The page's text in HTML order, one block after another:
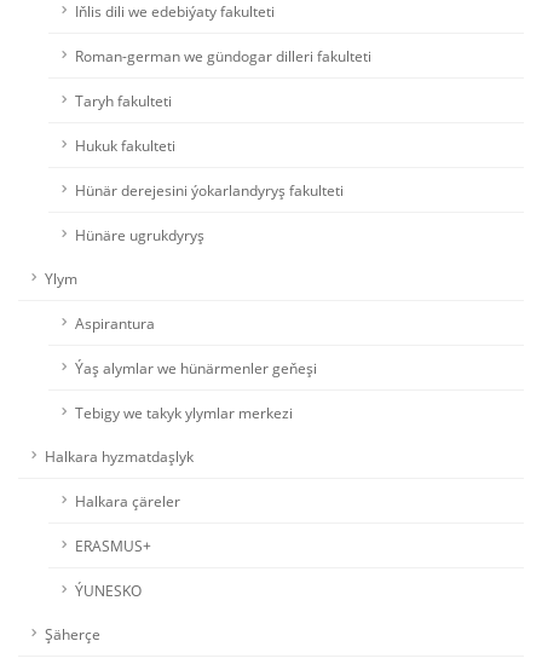
Iňlis dili we edebiýaty fakulteti
Roman-german we gündogar dilleri fakulteti
Taryh fakulteti
Hukuk fakulteti
Hünär derejesini ýokarlandyryş fakulteti
Hünäre ugrukdyryş
Ylym
Aspirantura
Ýaş alymlar we hünärmenler geňeşi
Tebigy we takyk ylymlar merkezi
Halkara hyzmatdaşlyk
Halkara çäreler
ERASMUS+
ÝUNESKO
Şäherçe